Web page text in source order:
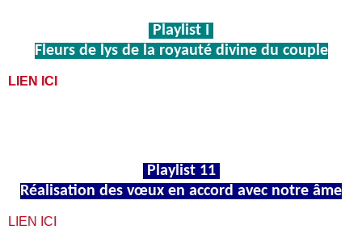
Playlist I
Fleurs de lys de la royauté divine du couple
LIEN ICI
Playlist 11
Réalisation des vœux en accord avec notre âme
LIEN ICI